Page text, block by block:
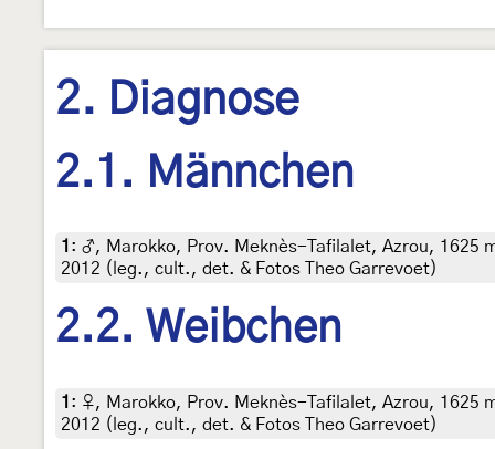
2. Diagnose
2.1. Männchen
1 : ♂, Marokko, Prov. Meknès-Tafilalet, Azrou, 1625
2012 (leg., cult., det. & Fotos Theo Garrevoet)
2.2. Weibchen
1 : ♀, Marokko, Prov. Meknès-Tafilalet, Azrou, 1625
2012 (leg., cult., det. & Fotos Theo Garrevoet)